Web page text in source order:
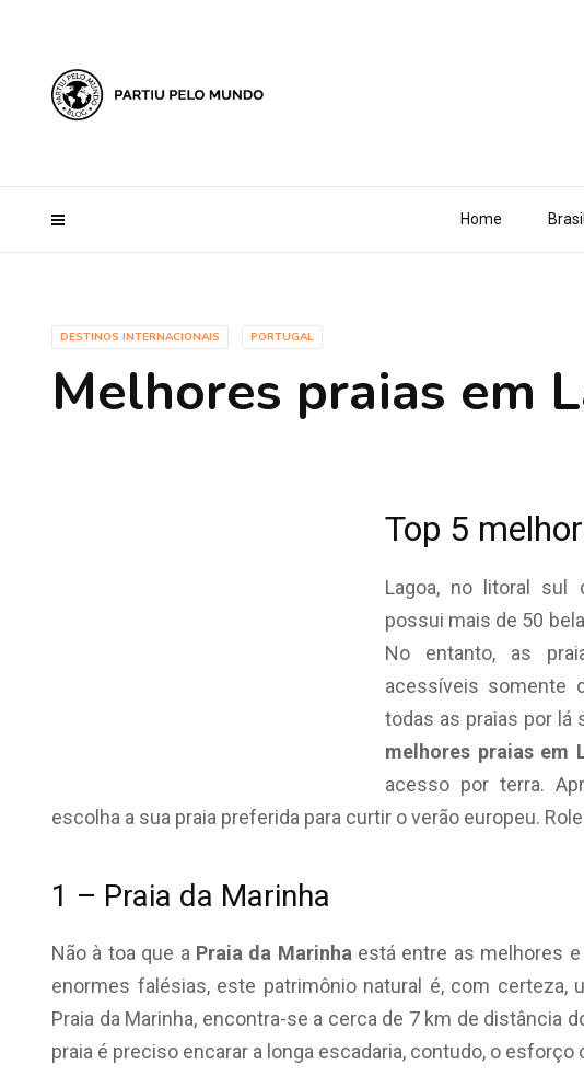
Home Brasil
DESTINOS INTERNACIONAIS PORTUGAL
Melhores praias em
Top 5
Lagoa, no litoral sul
possui mais de 50
No entanto, as
acessíveis somente
todas as praias por lá
melhores praias em
acesso por terra.
escolha a sua praia preferida para curtir o verão europeu.
1 – Praia da Marinha
Não à toa que a Praia da Marinha está entre as melhores
enormes falésias, este patrimônio natural é, com certeza,
Praia da Marinha, encontra-se a cerca de 7 km de distância
praia é preciso encarar a longa escadaria, contudo, o